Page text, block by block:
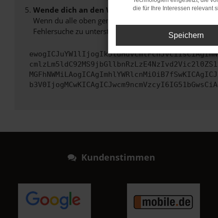
Wende dich an den Webseitenbetreiber.
Wenn du alle oben genannten Schritte versucht hast,
Fehlersuche zu unterstützen:
Kundenstimmen
die für Ihre Interessen relevant
Speichern